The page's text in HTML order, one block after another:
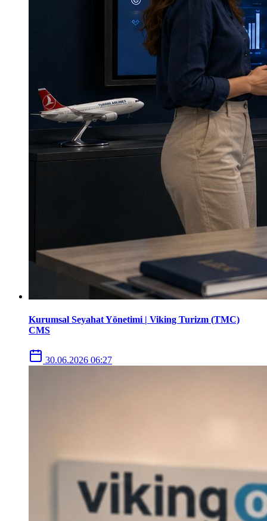
Kurumsal Seyahat Yönetimi | Viking Turizm (TMC)
CMS
30.06.2026 06:27